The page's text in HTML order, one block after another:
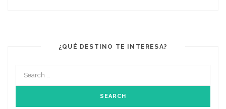
¿QUÉ DESTINO TE INTERESA?